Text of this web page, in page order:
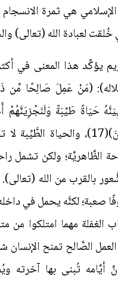
هي ثمرة
خُلقت لعبادة الله (تعالى)
يؤكِّد هذا المعنى في
(مَنْ عَمِلَ صَالِحًا مِّن
حَيَاةً طَيِّبَةً
كَانُوا يَعْمَلُونَ)(17)، والحياة
الظَّاهريَّة؛ ولكن تشمل
بالقرب من الله
صعبة؛ لكنَّه يحمل في
مهما امتلكوا من
العمل الصَّالح تمنح الإنسان
أيَّامه تُبنى بها آخرته